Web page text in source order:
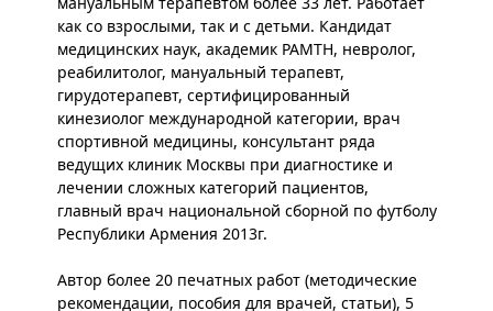
как со взрослыми, так и с детьми. Кандидат
медицинских наук, академик РАМТН, невролог,
реабилитолог, мануальный терапевт,
гирудотерапевт, сертифицированный
кинезиолог международной категории, врач
спортивной медицины, консультант ряда
ведущих клиник Москвы при диагностике и
лечении сложных категорий пациентов,
главный врач национальной сборной по футболу
Республики Армения 2013г.
Автор более 20 печатных работ (методические
рекомендации, пособия для врачей, статьи), 5